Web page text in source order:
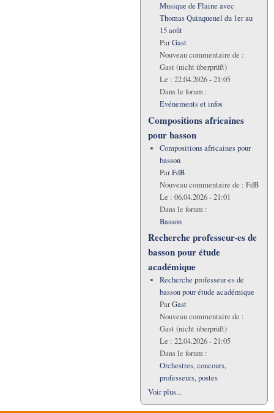
Musique de Flaine avec
Thomas Quinquenel du 1er au
15 août
ParGast
Nouveau commentaire de :
Gast (nicht überprüft)
Le : 22.04.2026 - 21:05
Dans le forum :
Evénements et infos
Compositions africaines
pour basson
Compositions africaines pour
basson
ParFdB
Nouveau commentaire de : FdB
Le : 06.04.2026 - 21:01
Dans le forum :
Basson
Recherche professeur·es de
basson pour étude
académique
Recherche professeur·es de
basson pour étude académique
ParGast
Nouveau commentaire de :
Gast (nicht überprüft)
Le : 22.04.2026 - 21:05
Dans le forum :
Orchestres, concours,
professeurs, postes
Voir plus...